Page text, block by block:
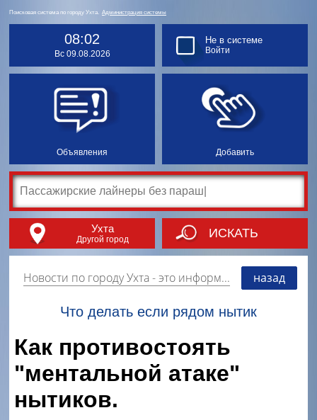
Поисковая система по городу Ухта. Администрация системы
08:02
Вс 09.08.2026
Объявления Добавить
Не в системе
Войти
Ухта
Другой город ИСКАТЬ
Новости по городу Ухта- это информация о событиях, мероприятиях и торгово-коммерческой деятельности города. Страницу наполняют платные и бесплатные объявления, имеющие функцию "поднятия вверх списка". назад
Что делать если рядом нытик
Как противостоять
"ментальной атаке"
нытиков.